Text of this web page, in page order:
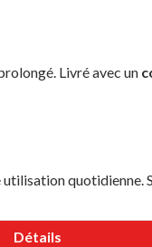
Livré avec un
quotidienne.
Détails